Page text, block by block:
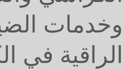
وخدمات
الراقية في